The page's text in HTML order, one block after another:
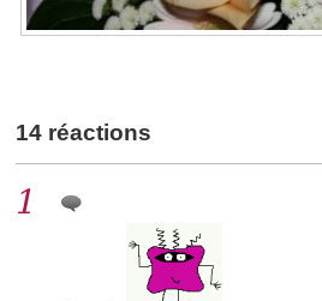
14 réactions
1